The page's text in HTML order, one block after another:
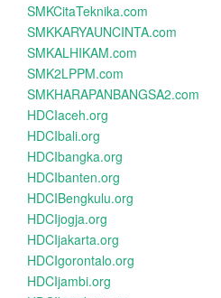
SMKCitaTeknika.com
SMKKARYAUNCINTA.com
SMKALHIKAM.com
SMK2LPPM.com
SMKHARAPANBANGSA2.com
HDCIaceh.org
HDCIbali.org
HDCIbangka.org
HDCIbanten.org
HDCIBengkulu.org
HDCIjogja.org
HDCIjakarta.org
HDCIgorontalo.org
HDCIjambi.org